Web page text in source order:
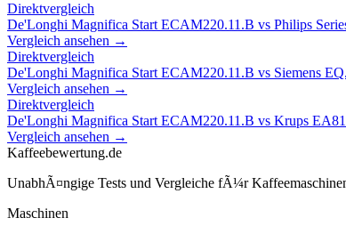
Direktvergleich
De'Longhi Magnifica Start ECAM220.11.B vs Philips
Vergleich ansehen →
Direktvergleich
De'Longhi Magnifica Start ECAM220.11.B vs Siemens
Vergleich ansehen →
Direktvergleich
De'Longhi Magnifica Start ECAM220.11.B vs Krups
Vergleich ansehen →
Kaffeebewertung.de
UnabhÃ¤ngige Tests und Vergleiche fÃ¼r
Maschinen